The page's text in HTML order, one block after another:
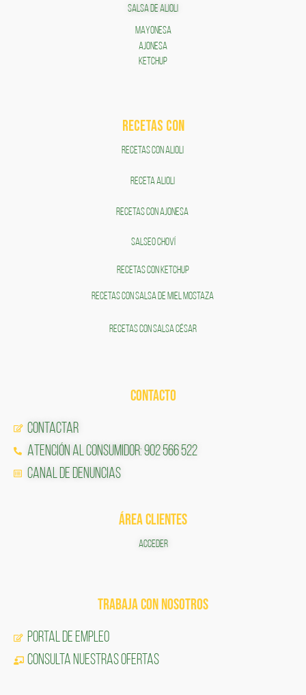
SALSA DE ALIOLI
MAYONESA
AJONESA
KETCHUP
RECETAS COn
RECETAS CON ALIOLI
RECETA ALIOLI
RECETAS CON AJONESA
SALSEO CHOVÍ
RECETAS CON KETCHUP
RECETAS CON SALSA DE MIEL MOSTAZA
RECETAS CON SALSA CÉSAR
CONTACTO
Contactar
Atención al Consumidor: 902 566 522
Canal de Denuncias
ÁREA CLIENTES
ACCEDER
TRABAJA CON NOSOTROS
Portal de Empleo
CONSULTA NUESTRAS OFERTAS